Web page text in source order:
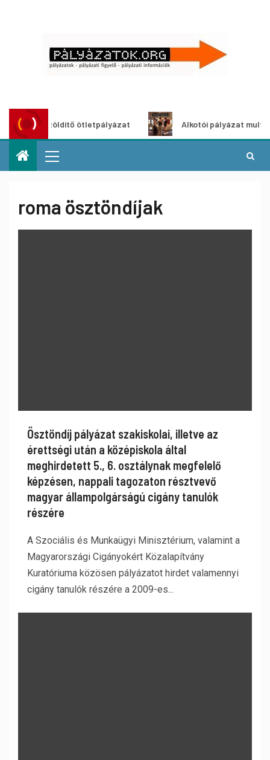
ötletpályázat Alkotói pályázat multimédia-
roma ösztöndíjak
Ösztöndíj pályázat szakiskolai, illetve az
érettségi után a középiskola által
meghirdetett 5., 6. osztálynak megfelelő
képzésen, nappali tagozaton résztvevő
magyar állampolgárságú cigány tanulók
részére
A Szociális és Munkaügyi Minisztérium, valamint a
Magyarországi Cigányokért Közalapítvány
Kuratóriuma közösen pályázatot hirdet valamennyi
cigány tanulók részére a 2009-es...